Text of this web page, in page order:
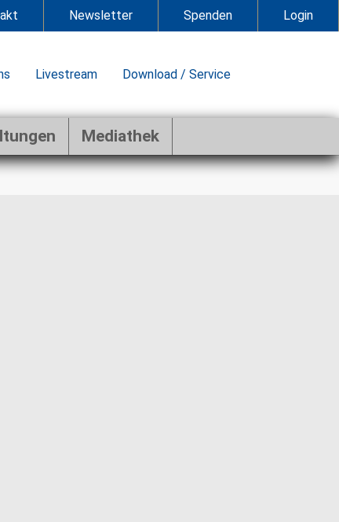
Newsletter Spenden Login
Livestream Download / Service
Mediathek